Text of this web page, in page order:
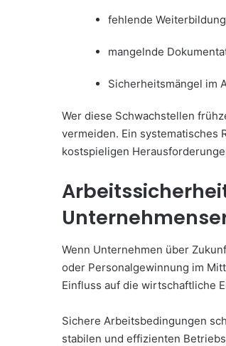
fehlende
mangelnde
Sicherheitsmängel im
Wer diese Schwachstellen
vermeiden. Ein systematisches
kostspieligen
Wenn Unternehmen über
oder Personalgewinnung im
Einfluss auf die wirtschaftliche
Sichere Arbeitsbedingungen
stabilen und effizienten